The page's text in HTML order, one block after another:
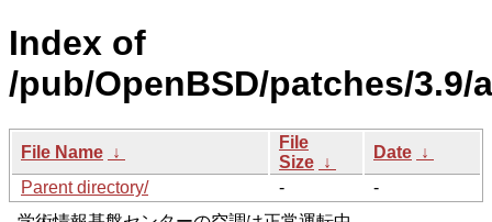
Index of
/pub/OpenBSD/patches/3.9/
File Name ↓
File
Size ↓
Date ↓
Parent directory/
- -